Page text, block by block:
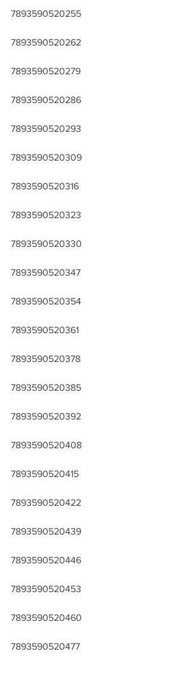
7893590520255
7893590520262
7893590520279
7893590520286
7893590520293
7893590520309
7893590520316
7893590520323
7893590520330
7893590520347
7893590520354
7893590520361
7893590520378
7893590520385
7893590520392
7893590520408
7893590520415
7893590520422
7893590520439
7893590520446
7893590520453
7893590520460
7893590520477